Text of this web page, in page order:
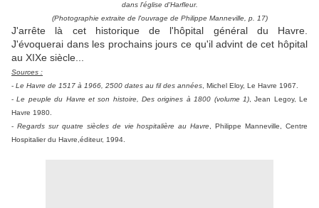
dans l'église d'Harfleur.
(Photographie extraite de l'ouvrage de Philippe Manneville, p. 17)
J'arrête là cet historique de l'hôpital général du Havre.
J'évoquerai dans les prochains jours ce qu'il advint de cet hôpital
au XIXe siècle...
Sources :
- Le Havre de 1517 à 1966, 2500 dates au fil des années , Michel Eloy, Le Havre 1967.
-Le peuple du Havre et son histoire, Des origines à 1800 (volume 1), Jean Legoy, Le
Havre 1980.
- Regards sur quatre siècles de vie hospitalière au Havre , Philippe Manneville, Centre
Hospitalier du Havre,éditeur, 1994.